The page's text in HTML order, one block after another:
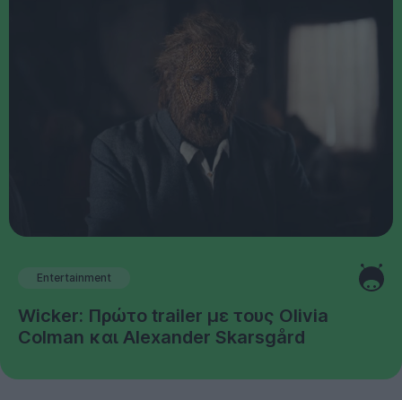
Entertainment
Wicker: Πρώτο trailer με τους Olivia
Colman και Alexander Skarsgård